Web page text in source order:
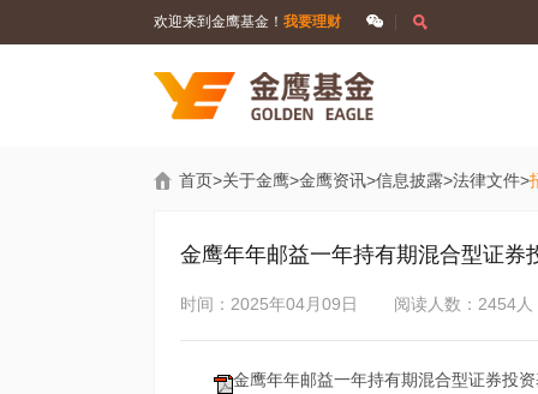
欢迎来到金鹰基金！ 我要理财
首页>关于金鹰>金鹰资讯>信息披露>法律文件>
金鹰年年邮益一年持有期混合型证券
时间：2025年04月09日 阅读人数：2454人
金鹰年年邮益一年持有期混合型证券投